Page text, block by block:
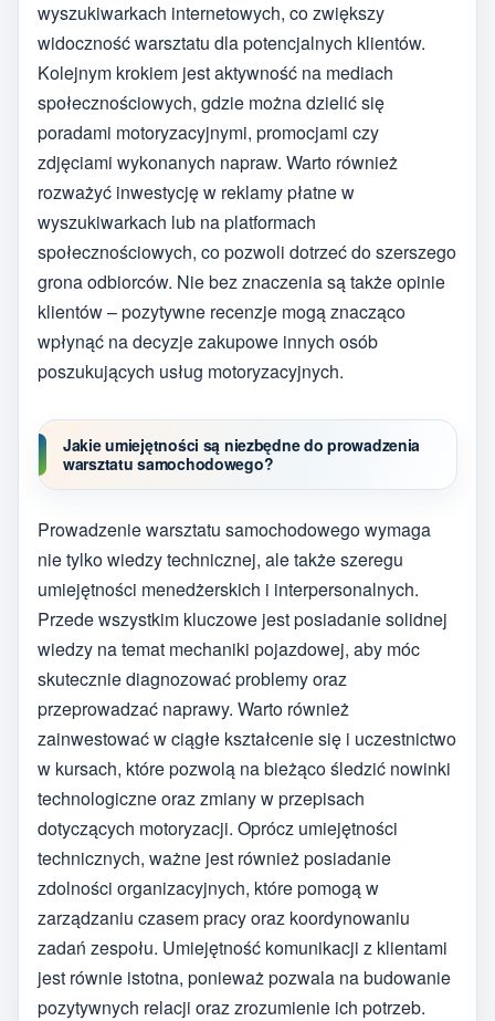
wyszukiwarkach internetowych, co zwiększy
widoczność warsztatu dla potencjalnych klientów.
Kolejnym krokiem jest aktywność na mediach
społecznościowych, gdzie można dzielić się
poradami motoryzacyjnymi, promocjami czy
zdjęciami wykonanych napraw. Warto również
rozważyć inwestycję w reklamy płatne w
wyszukiwarkach lub na platformach
społecznościowych, co pozwoli dotrzeć do szerszego
grona odbiorców. Nie bez znaczenia są także opinie
klientów – pozytywne recenzje mogą znacząco
wpłynąć na decyzje zakupowe innych osób
poszukujących usług motoryzacyjnych.
Jakie umiejętności są niezbędne do prowadzenia
warsztatu samochodowego?
Prowadzenie warsztatu samochodowego wymaga
nie tylko wiedzy technicznej, ale także szeregu
umiejętności menedżerskich i interpersonalnych.
Przede wszystkim kluczowe jest posiadanie solidnej
wiedzy na temat mechaniki pojazdowej, aby móc
skutecznie diagnozować problemy oraz
przeprowadzać naprawy. Warto również
zainwestować w ciągłe kształcenie się i uczestnictwo
w kursach, które pozwolą na bieżąco śledzić nowinki
technologiczne oraz zmiany w przepisach
dotyczących motoryzacji. Oprócz umiejętności
technicznych, ważne jest również posiadanie
zdolności organizacyjnych, które pomogą w
zarządzaniu czasem pracy oraz koordynowaniu
zadań zespołu. Umiejętność komunikacji z klientami
jest równie istotna, ponieważ pozwala na budowanie
pozytywnych relacji oraz zrozumienie ich potrzeb.